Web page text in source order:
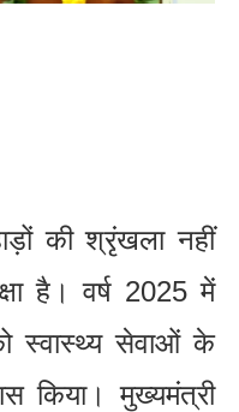
की श्रृंखला नहीं
है। वर्ष 2025 में
स्वास्थ्य सेवाओं के
किया। मुख्यमंत्री